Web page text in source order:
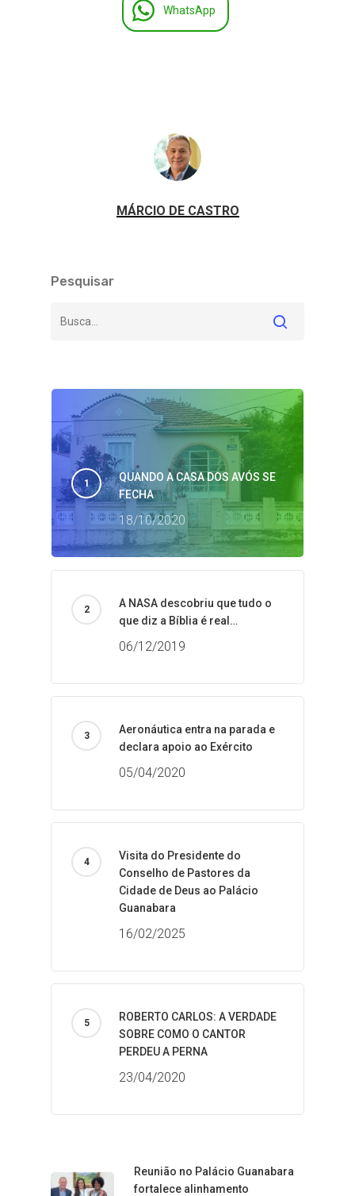
WhatsApp
MÁRCIO DE CASTRO
Pesquisar
QUANDO A CASA DOS AVÓS SE
FECHA
18/10/2020
A NASA descobriu que tudo o
que diz a Bíblia é real…
06/12/2019
Aeronáutica entra na parada e
declara apoio ao Exército
05/04/2020
Visita do Presidente do
Conselho de Pastores da
Cidade de Deus ao Palácio
Guanabara
16/02/2025
ROBERTO CARLOS: A VERDADE
SOBRE COMO O CANTOR
PERDEU A PERNA
23/04/2020
Reunião no Palácio Guanabara
fortalece alinhamento